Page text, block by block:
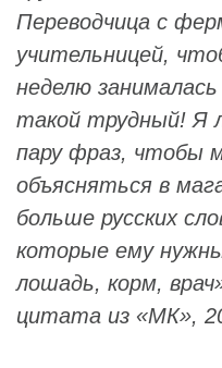
Переводчица с
учительницей,
неделю
такой трудный! Я
пару фраз, чтобы
объясняться в
больше русских
которые ему
лошадь, корм,
цитата из «МК»,